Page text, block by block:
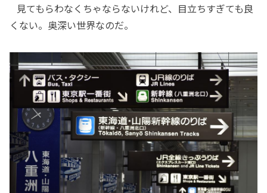
見てもらわなくちゃならないけれど、目立ちすぎても良
くない。奥深い世界なのだ。